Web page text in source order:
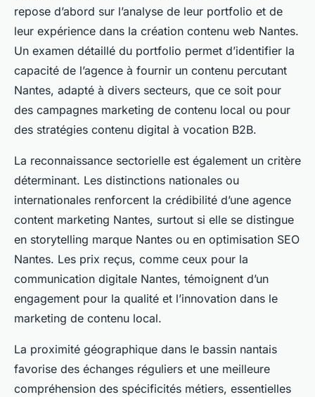
repose d’abord sur l’analyse de leur portfolio et de
leur expérience dans la création contenu web Nantes.
Un examen détaillé du portfolio permet d’identifier la
capacité de l’agence à fournir un contenu percutant
Nantes, adapté à divers secteurs, que ce soit pour
des campagnes marketing de contenu local ou pour
des stratégies contenu digital à vocation B2B.
La reconnaissance sectorielle est également un critère
déterminant. Les distinctions nationales ou
internationales renforcent la crédibilité d’une agence
content marketing Nantes, surtout si elle se distingue
en storytelling marque Nantes ou en optimisation SEO
Nantes. Les prix reçus, comme ceux pour la
communication digitale Nantes, témoignent d’un
engagement pour la qualité et l’innovation dans le
marketing de contenu local.
La proximité géographique dans le bassin nantais
favorise des échanges réguliers et une meilleure
compréhension des spécificités métiers, essentielles